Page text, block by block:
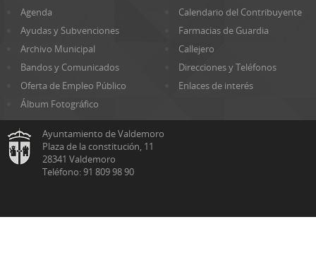
Agenda
Calendario del Contribuyente
Ayudas y Subvenciones
Farmacias de Guardia
Archivo Municipal
Callejero
Bandos y Comunicados
Direcciones y Teléfonos
Oferta de Empleo Público
Enlaces de interés
Álbum Fotográfico
Ayuntamiento de Valdemoro
Plaza de la constitución, 11
28341 Valdemoro
Teléfono: 91 809 98 90